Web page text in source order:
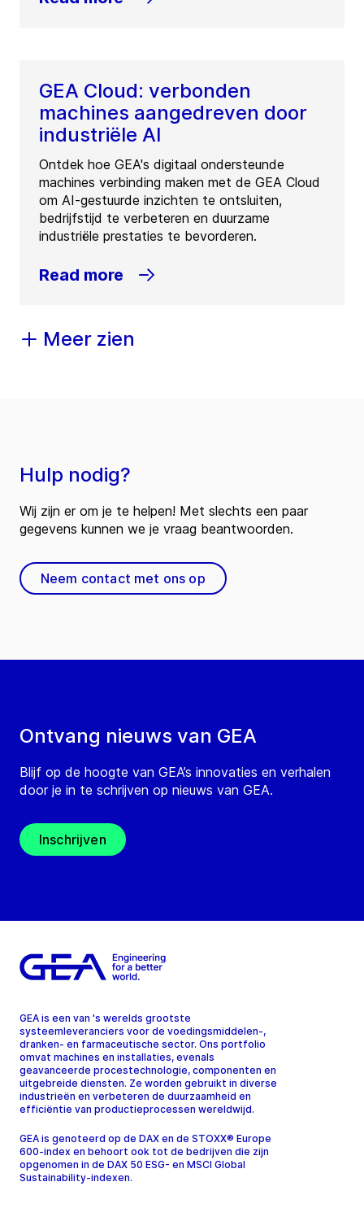
GEA Cloud: verbonden
machines aangedreven door
industriële AI
Ontdek hoe GEA's digitaal ondersteunde
machines verbinding maken met de GEA Cloud
om AI-gestuurde inzichten te ontsluiten,
bedrijfstijd te verbeteren en duurzame
industriële prestaties te bevorderen.
Read more
Meer zien
Ontvang nieuws van GEA
Blijf op de hoogte van GEA’s innovaties en verhalen
door je in te schrijven op nieuws van GEA.
Inschrijven
Hulp nodig?
Wij zijn er om je te helpen! Met slechts een paar
gegevens kunnen we je vraag beantwoorden.
Neem contact met ons op
GEA is een van 's werelds grootste
systeemleveranciers voor de voedingsmiddelen-,
dranken- en farmaceutische sector. Ons portfolio
omvat machines en installaties, evenals
geavanceerde procestechnologie, componenten en
uitgebreide diensten. Ze worden gebruikt in diverse
industrieën en verbeteren de duurzaamheid en
efficiëntie van productieprocessen wereldwijd.
GEA is genoteerd op de DAX en de STOXX® Europe
600-index en behoort ook tot de bedrijven die zijn
opgenomen in de DAX 50 ESG- en MSCI Global
Sustainability-indexen.